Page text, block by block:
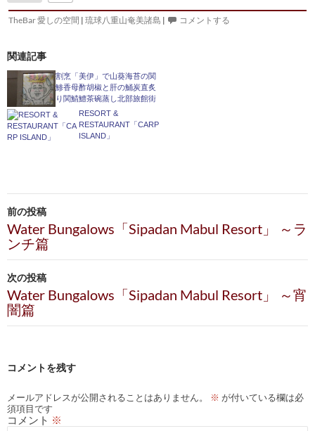
TheBar 愛しの空間 | 琉球八重山奄美諸島 | コメントする
関連記事
割烹「美伊」で山葵海苔の関
鯵香母酢胡椒と肝の鯒炭直炙
り関鯖鱧茶碗蒸し北部旅館街
RESORT &
RESTAURANT「CARP
ISLAND」
投
稿
ナ
ビ
ゲ
ー
ョ
ン
前の投稿
Water Bungalows「Sipadan Mabul Resort」 ～ラ
ンチ篇
次の投稿
Water Bungalows「Sipadan Mabul Resort」 ～宵
闇篇
コメントを残す
メールアドレスが公開されることはありません。 ※ が付いている欄は必
須項目です
コメント ※